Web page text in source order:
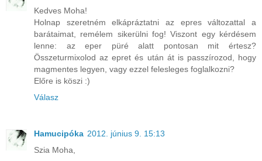
Kedves Moha!
Holnap szeretném elkápráztatni az epres változattal a
barátaimat, remélem sikerülni fog! Viszont egy kérdésem
lenne: az eper püré alatt pontosan mit értesz?
Összeturmixolod az epret és után át is passzírozod, hogy
magmentes legyen, vagy ezzel felesleges foglalkozni?
Előre is köszi :)
Válasz
Hamucipóka 2012. június 9. 15:13
Szia Moha,